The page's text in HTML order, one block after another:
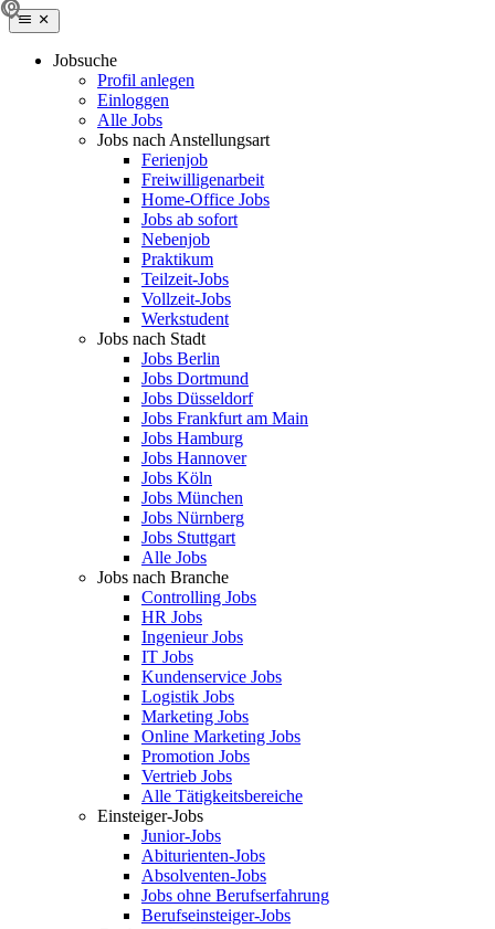
Jobsuche
Profil anlegen
Einloggen
Alle Jobs
Jobs nach Anstellungsart
Ferienjob
Freiwilligenarbeit
Home-Office Jobs
Jobs ab sofort
Nebenjob
Praktikum
Teilzeit-Jobs
Vollzeit-Jobs
Werkstudent
Jobs nach Stadt
Jobs Berlin
Jobs Dortmund
Jobs Düsseldorf
Jobs Frankfurt am Main
Jobs Hamburg
Jobs Hannover
Jobs Köln
Jobs München
Jobs Nürnberg
Jobs Stuttgart
Alle Jobs
Jobs nach Branche
Controlling Jobs
HR Jobs
Ingenieur Jobs
IT Jobs
Kundenservice Jobs
Logistik Jobs
Marketing Jobs
Online Marketing Jobs
Promotion Jobs
Vertrieb Jobs
Alle Tätigkeitsbereiche
Einsteiger-Jobs
Junior-Jobs
Abiturienten-Jobs
Absolventen-Jobs
Jobs ohne Berufserfahrung
Berufseinsteiger-Jobs